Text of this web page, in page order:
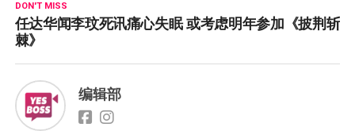
DON'T MISS
任达华闻李玟死讯痛心失眠 或考虑明年参加《披荆斩
棘》
编辑部